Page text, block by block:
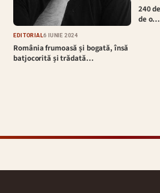
EDITORIAL6 IUNIE 2024
România frumoasă și bogată, însă
batjocorită și trădată…
240
de o…